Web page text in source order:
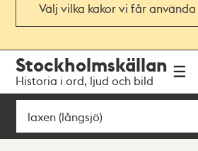
Välj vilka kakor vi får använda
navigationen
huvudinnehållet
Stockholmskällan
Historia i ord, ljud och bild
Sök